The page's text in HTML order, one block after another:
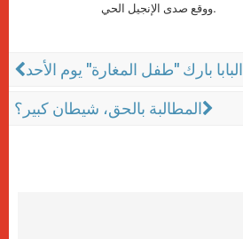
ووقع صدى الإنجيل الحي.
البابا بارك "طفل المغارة" يوم الأحد
المطالبة بالحق، شيطان كبير؟